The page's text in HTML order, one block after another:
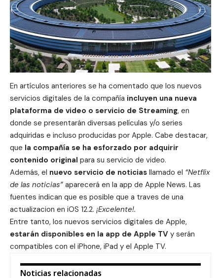
En artículos anteriores se ha comentado que los nuevos
servicios digitales de la compañía incluyen una nueva
plataforma de video o servicio de Streaming, en
donde se presentarán diversas películas y/o series
adquiridas e incluso producidas por Apple. Cabe destacar,
que la compañía se ha esforzado por adquirir
contenido original para su servicio de video.
Además, el nuevo servicio de noticias llamado el “Netflix
de las noticias” aparecerá en la app de Apple News. Las
fuentes indican que es posible que a traves de una
actualizacion en iOS 12.2. ¡Excelente!.
Entre tanto, los nuevos servicios digitales de Apple,
estarán disponibles en la app de Apple TV y serán
compatibles con el iPhone, iPad y el Apple TV.
Noticias relacionadas